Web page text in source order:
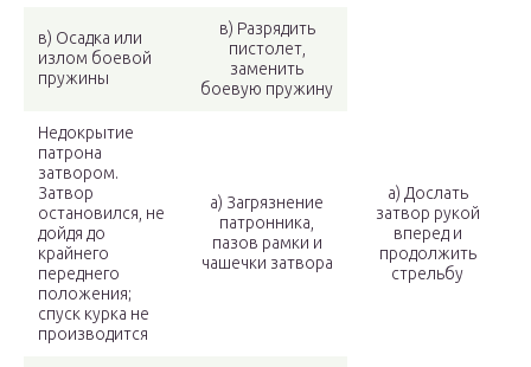
в) Осадка или
излом боевой
пружины
в) Разрядить
пистолет,
заменить
боевую пружину
Недокрытие
патрона
затвором.
Затвор
остановился, не
дойдя до
крайнего
переднего
положения;
спуск курка не
производится
а) Загрязнение
патронника,
пазов рамки и
чашечки затвора
а) Дослать
затвор рукой
вперед и
продолжить
стрельбу